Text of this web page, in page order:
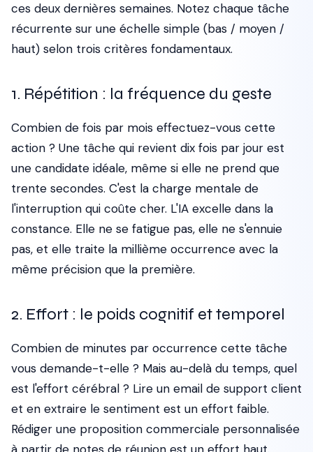
ces deux dernières semaines. Notez chaque tâche
récurrente sur une échelle simple (bas / moyen /
haut) selon trois critères fondamentaux.
1. Répétition : la fréquence du geste
Combien de fois par mois effectuez-vous cette
action ? Une tâche qui revient dix fois par jour est
une candidate idéale, même si elle ne prend que
trente secondes. C'est la charge mentale de
l'interruption qui coûte cher. L'IA excelle dans la
constance. Elle ne se fatigue pas, elle ne s'ennuie
pas, et elle traite la millième occurrence avec la
même précision que la première.
2. Effort : le poids cognitif et temporel
Combien de minutes par occurrence cette tâche
vous demande-t-elle ? Mais au-delà du temps, quel
est l'effort cérébral ? Lire un email de support client
et en extraire le sentiment est un effort faible.
Rédiger une proposition commerciale personnalisée